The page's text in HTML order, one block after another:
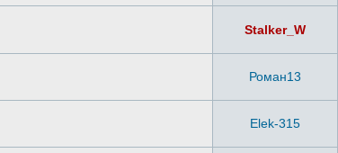
Stalker_W
Роман13
Elek-315